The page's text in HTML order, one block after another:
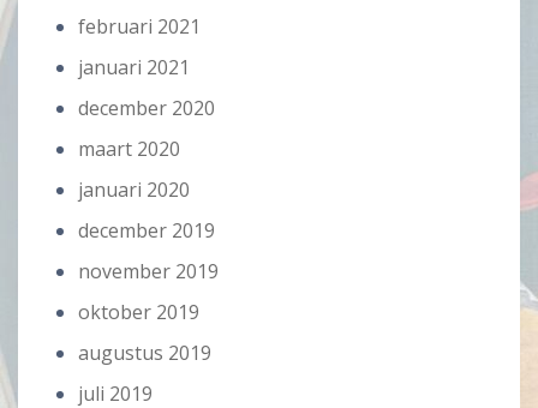
februari 2021
januari 2021
december 2020
maart 2020
januari 2020
december 2019
november 2019
oktober 2019
augustus 2019
juli 2019